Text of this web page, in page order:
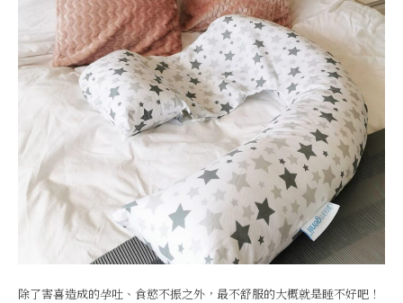
除了害喜造成的孕吐、食慾不振之外，最不舒服的大概就是睡不好吧！